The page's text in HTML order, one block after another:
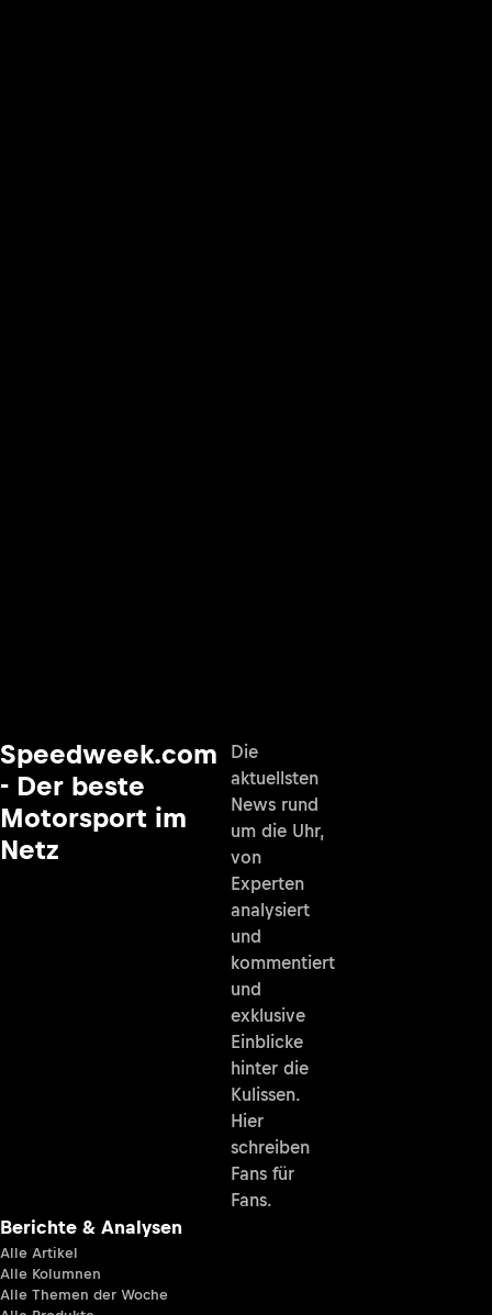
Speedweek.com
- Der beste
Motorsport im
Netz
Die
aktuellsten
News rund
um die Uhr,
von
Experten
analysiert
und
kommentiert
und
exklusive
Einblicke
hinter die
Kulissen.
Hier
schreiben
Fans für
Fans.
Berichte & Analysen
Alle Artikel
Alle Kolumnen
Alle Themen der Woche